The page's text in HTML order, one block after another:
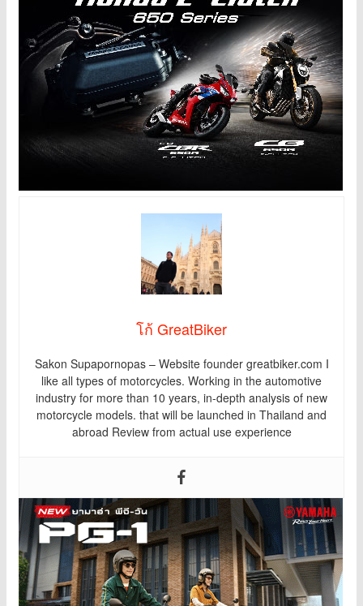
โก้ GreatBiker
Sakon Supapornopas – Website founder greatbiker.com I
like all types of motorcycles. Working in the automotive
industry for more than 10 years, in-depth analysis of new
motorcycle models. that will be launched in Thailand and
abroad Review from actual use experience